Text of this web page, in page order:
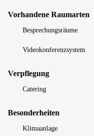
Vorhandene Raumarten
Besprechungsräume
Videokonferenzsystem
Verpflegung
Catering
Besonderheiten
Klimaanlage